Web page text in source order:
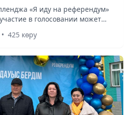
«Я иду на референдум»
в голосовании может
Vecher.kz.
• 425 көру